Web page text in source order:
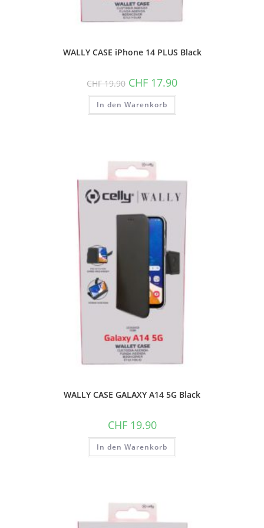
WALLY CASE iPhone 14 PLUS Black
CHF19.90 Ursprünglicher
Preis
war:
CHF 19.90
CHF 17.90Aktueller
In den Warenkorb
WALLY CASE GALAXY A14 5G Black
CHF19.90
In den Warenkorb